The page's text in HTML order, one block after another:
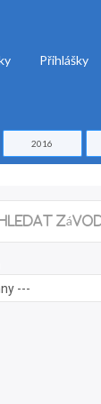
Přihlášky
2016